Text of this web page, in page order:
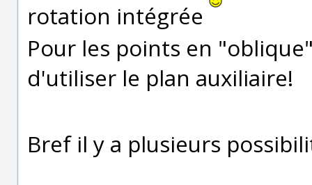
rotation intégrée
Pour les points en
d'utiliser le plan auxiliaire!
Bref il y a plusieurs